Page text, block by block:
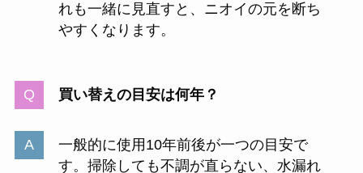
れも一緒に見直すと、ニオイの元を断ち
やすくなります。
買い替えの目安は何年？
一般的に使用10年前後が一つの目安で
す。掃除しても不調が直らない、水漏れ